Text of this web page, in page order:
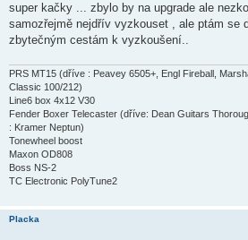
super kačky ... zbylo by na upgrade ale
samozřejmě nejdřív vyzkouset , ale ptám se
zbytečným cestám k vyzkoušení..
PRS MT15 (dříve : Peavey 6505+, Engl Fireball,
Classic 100/212)
Line6 box 4x12 V30
Fender Boxer Telecaster (dříve: Dean Guitars
: Kramer Neptun)
Tonewheel boost
Maxon OD808
Boss NS-2
TC Electronic PolyTune2
Placka